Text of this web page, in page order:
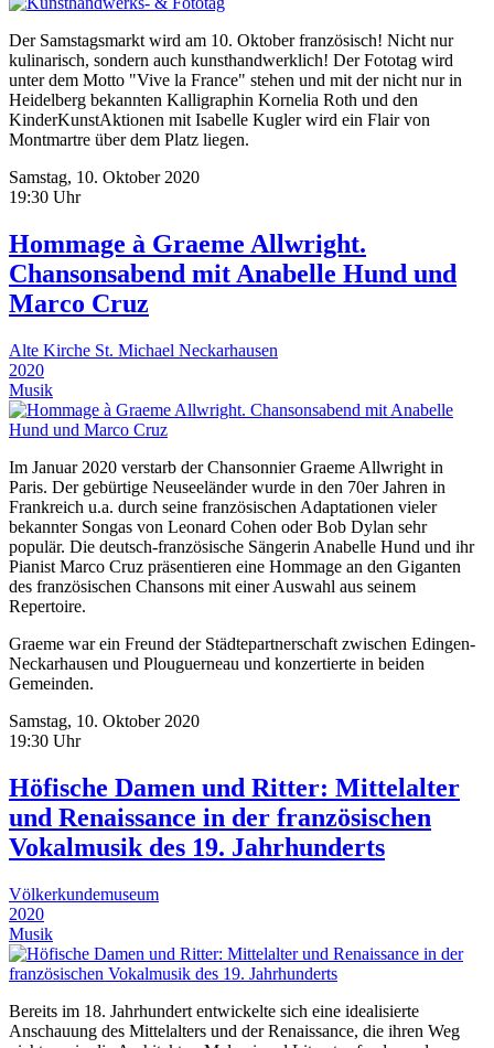
Der Samstagsmarkt wird am 10. Oktober französisch! Nicht nur
kulinarisch, sondern auch kunsthandwerklich! Der Fototag wird
unter dem Motto "Vive la France" stehen und mit der nicht nur in
Heidelberg bekannten Kalligraphin Kornelia Roth und den
KinderKunstAktionen mit Isabelle Kugler wird ein Flair von
Montmartre über dem Platz liegen.
Samstag, 10. Oktober 2020
19:30 Uhr
Hommage à Graeme Allwright.
Chansonsabend mit Anabelle Hund und
Marco Cruz
Alte Kirche St. Michael Neckarhausen
2020
Musik
Im Januar 2020 verstarb der Chansonnier Graeme Allwright in
Paris. Der gebürtige Neuseeländer wurde in den 70er Jahren in
Frankreich u.a. durch seine französischen Adaptationen vieler
bekannter Songas von Leonard Cohen oder Bob Dylan sehr
populär. Die deutsch-französische Sängerin Anabelle Hund und ihr
Pianist Marco Cruz präsentieren eine Hommage an den Giganten
des französischen Chansons mit einer Auswahl aus seinem
Repertoire.
Graeme war ein Freund der Städtepartnerschaft zwischen Edingen-
Neckarhausen und Plouguerneau und konzertierte in beiden
Gemeinden.
Samstag, 10. Oktober 2020
19:30 Uhr
Höfische Damen und Ritter: Mittelalter
und Renaissance in der französischen
Vokalmusik des 19. Jahrhunderts
Völkerkundemuseum
2020
Musik
Bereits im 18. Jahrhundert entwickelte sich eine idealisierte
Anschauung des Mittelalters und der Renaissance, die ihren Weg